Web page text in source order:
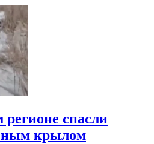
регионе спасли
крылом